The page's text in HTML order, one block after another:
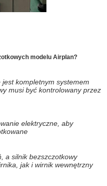
modelu Airplan?
kompletnym systemem
musi być kontrolowany przez
elektryczne, aby
a silnik bezszczotkowy
jak i wirnik wewnętrzny